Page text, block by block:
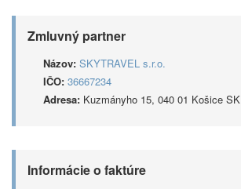
Zmluvný partner
Názov: SKYTRAVEL s.r.o.
IČO: 36667234
Adresa: Kuzmányho 15, 040 01 Košice SK
Informácie o faktúre